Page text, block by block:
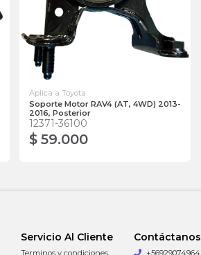
Aplica a Toyota
Soporte Motor RAV4 (AT, 4WD) 2013-
2016, Posterior
12371-36100
$ 59.000
Servicio Al Cliente
Terminos y condiciones
Contáctanos
+56929074964